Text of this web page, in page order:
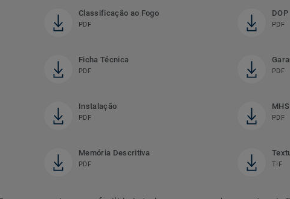
Classificação ao Fogo
PDF
DOP
PDF
Ficha Técnica
PDF PDF
Instalação
PDF
MHS
PDF
Memória Descritiva
PDF TIF